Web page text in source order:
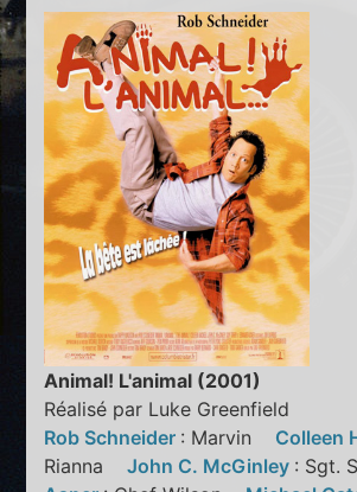
Animal! L'animal (2001)
Réalisé par Luke Greenfield
Rob Schneider : Marvin Colleen
RiannaJohn C. McGinley : Sgt.